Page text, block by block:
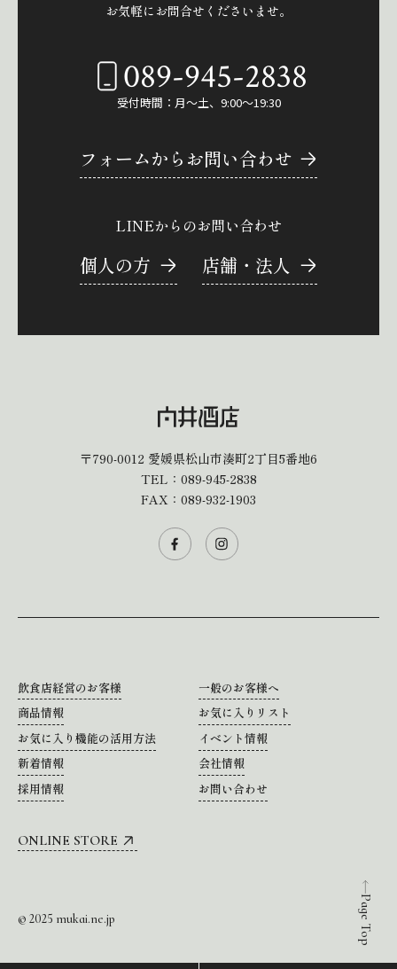
Page Top
お気軽にお問合せくださいませ。
089-945-2838
受付時間：月～土、9:00～19:30
フォームからお問い合わせ
LINEからのお問い合わせ
個人の方 店舗・法人
〒790-0012 愛媛県松山市湊町2丁目5番地6
TEL： 089-945-2838
FAX：089-932-1903
飲食店経営のお客様
一般のお客様へ
商品情報
お気に入りリスト
お気に入り機能の活用方法
イベント情報
新着情報
会社情報
採用情報
お問い合わせ
ONLINE STORE
© 2025 mukai.ne.jp